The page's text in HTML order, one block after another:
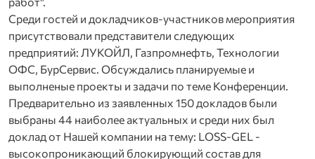
Среди гостей и докладчиков-участников мероприятия
присутствовали представители следующих
предприятий: ЛУКОЙЛ, Газпромнефть, Технологии
ОФС, БурСервис. Обсуждались планируемые и
выполненые проекты и задачи по теме Конференции.
Предварительно из заявленных 150 докладов были
выбраны 44 наиболее актуальных и среди них был
доклад от Нашей компании на тему: LOSS-GEL -
высокопроникающий блокирующий состав для